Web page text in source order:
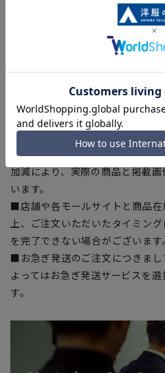
ある場合がございますので、予め
■ゆとり感には個人差があります
入の目安としてご利用ください。
干の誤差が生じる場合がござい
■サイズスペックは仕上がりサイ
部、商品現物におすすめサイズ(
商品もございます。
■ブラウザやお使いのモニター
加減により、実際の商品と掲載
います。
■店舗や各モールサイトと商品
上、ご注文いただいたタイミン
を完了できない場合がございます
■お急ぎ発送のご注文につきま
よってはお急ぎ発送サービスを
す。